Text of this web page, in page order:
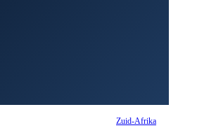
Zuid-Afrika